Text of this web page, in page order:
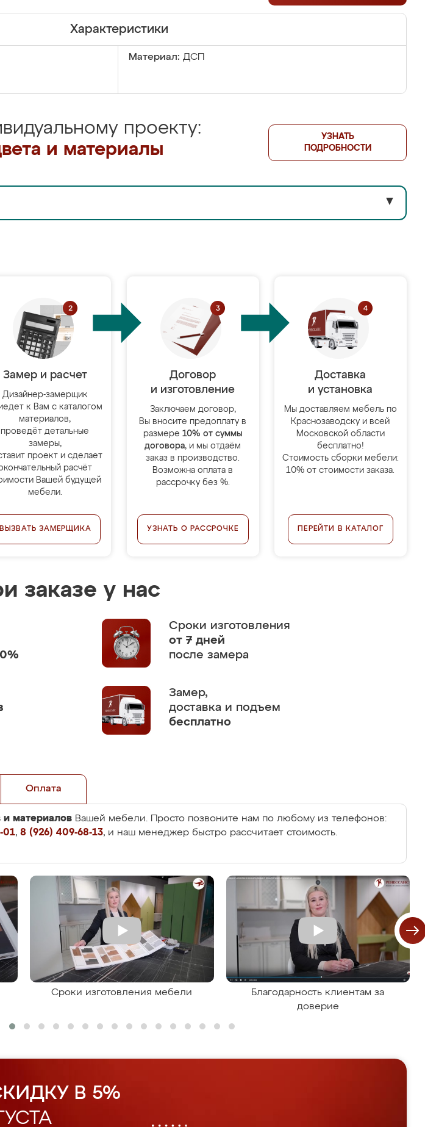
Характеристики
Материал: ДСП
проекту:
и материалы
УЗНАТЬ
ПОДРОБНОСТИ
▼
Замер и расчет
Дизайнер-замерщик
к Вам с каталогом
материалов,
проведёт детальные
замеры,
проект и сделает
расчёт
Вашей будущей
мебели.
ВЫЗВАТЬ ЗАМЕРЩИКА
Договор
и изготовление
Заключаем договор,
Вы вносите предоплату в
размере 10% от суммы
договора, и мы отдаём
заказ в производство.
Возможна оплата в
рассрочку без %.
УЗНАТЬ О РАССРОЧКЕ
Доставка
и установка
Мы доставляем мебель по
Краснозаводску и всей
Московской области
бесплатно!
Стоимость сборки мебели:
10% от стоимости заказа.
ПЕРЕЙТИ В КАТАЛОГ
заказе у нас
Сроки изготовления
от 7 дней
после замера
Замер,
доставка и подъем
бесплатно
Оплата
и материалов Вашей мебели. Просто позвоните нам по любому из телефонов:
01, 8 (926) 409-68-13, и наш менеджер быстро рассчитает стоимость.
Сроки изготовления мебели
Благодарность клиентам за
доверие
В 5%